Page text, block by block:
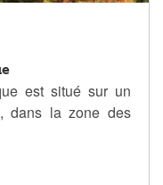
est situé sur un
dans la zone des